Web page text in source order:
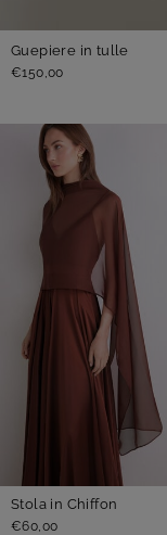
Guepiere in tulle
€150,00
Stola in Chiffon
€60,00